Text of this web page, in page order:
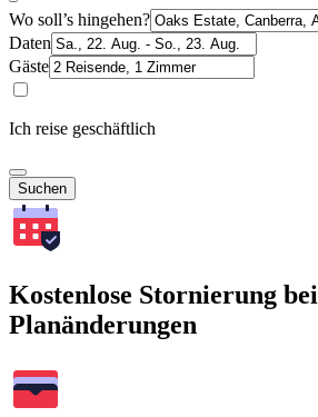
Wo soll’s hingehen?
Daten
Gäste
Ich reise geschäftlich
Suchen
Kostenlose Stornierung bei
Planänderungen